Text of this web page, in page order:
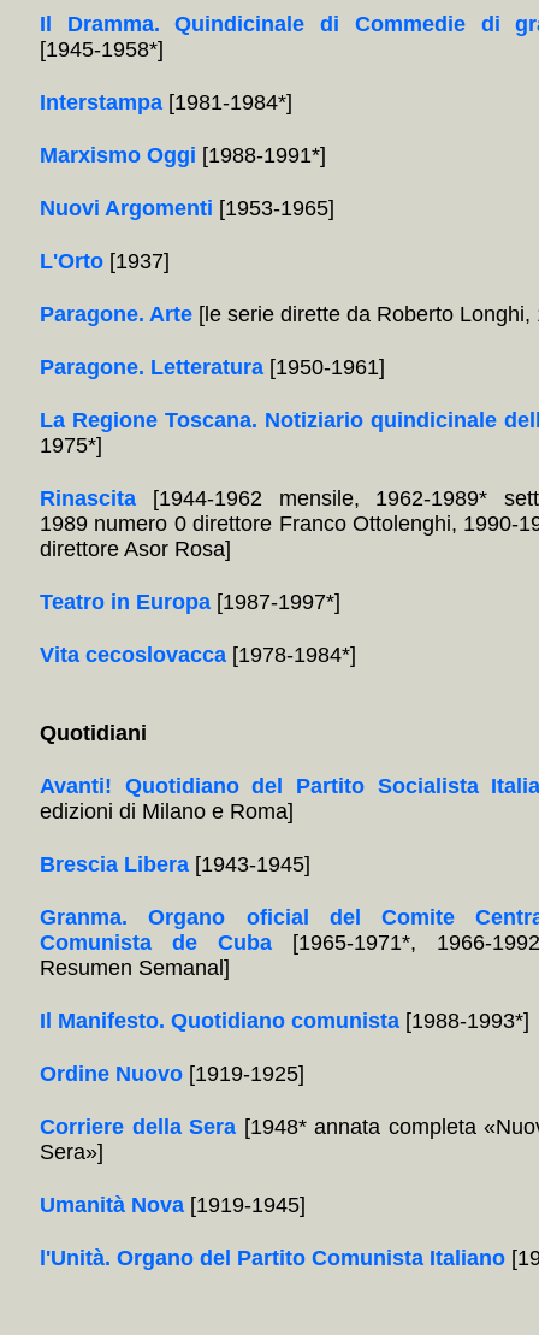
Il Dramma. Quindicinale di Commedie di
[1945-1958*]
Interstampa [1981-1984*]
Marxismo Oggi [1988-1991*]
Nuovi Argomenti [1953-1965]
L'Orto [1937]
Paragone. Arte [le serie dirette da Roberto Longhi,
Paragone. Letteratura [1950-1961]
La Regione Toscana. Notiziario quindicinale
1975*]
Rinascita [1944-1962 mensile, 1962-1989*
1989 numero 0 direttore Franco Ottolenghi, 1990-
direttore Asor Rosa]
Teatro in Europa [1987-1997*]
Vita cecoslovacca [1978-1984*]
Quotidiani
Avanti! Quotidiano del Partito Socialista
edizioni di Milano e Roma]
Brescia Libera [1943-1945]
Granma. Organo oficial del Comite
Comunista de Cuba [1965-1971*, 1966-
Resumen Semanal]
Il Manifesto. Quotidiano comunista [1988-1993*]
Ordine Nuovo [1919-1925]
Corriere della Sera [1948* annata completa
Sera»]
Umanità Nova [1919-1945]
l'Unità. Organo del Partito Comunista Italiano